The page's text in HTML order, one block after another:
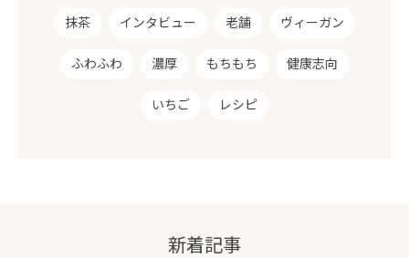
抹茶 インタビュー 老舗 ヴィーガン
ふわふわ 濃厚 もちもち 健康志向
いちご レシピ
新着記事